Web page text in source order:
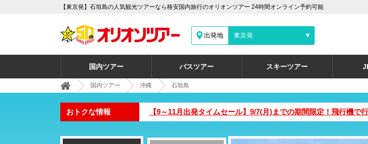
【東京発】石垣島の人気観光ツアーなら格安国内旅行のオリオンツアー 24時間オンライン予約可能
出発地 東京発
国内ツアー バスツアー スキーツアー
国内ツアー 沖縄 石垣島
おトクな情報 【9～11月出発タイムセール】9/7(月)までの期間限定！飛行機で